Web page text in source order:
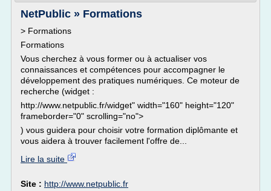
NetPublic » Formations
> Formations
Formations
Vous cherchez à vous former ou à actualiser vos
connaissances et compétences pour accompagner le
développement des pratiques numériques. Ce moteur de
recherche (widget :
http://www.netpublic.fr/widget" width="160" height="120"
frameborder="0" scrolling="no">
) vous guidera pour choisir votre formation diplômante et
vous aidera à trouver facilement l'offre de...
Lire la suite
Site : http://www.netpublic.fr